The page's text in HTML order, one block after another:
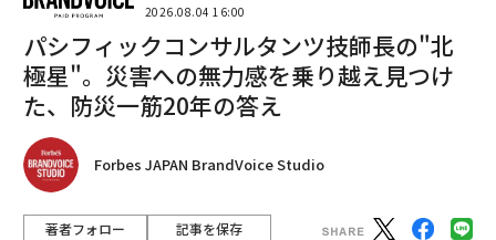
2026.08.04 16:00
パシフィックコンサルタンツ技師長の"北
極星"。災害への無力感を乗り越え見つけ
た、防災一筋20年の答え
Forbes JAPAN BrandVoice Studio
著者フォロー 記事を保存